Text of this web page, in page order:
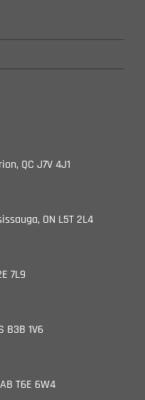
QC J7V 4J1
ON L5T 2L4
7L9
B3B 1V6
T6E 6W4